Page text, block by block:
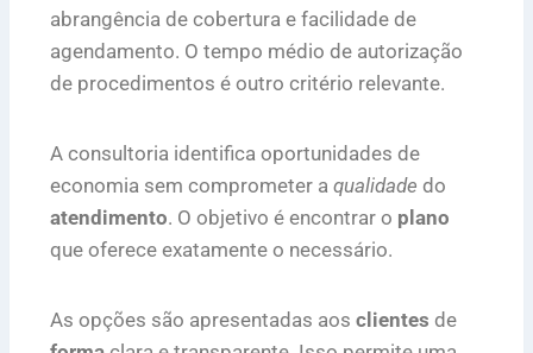
abrangência de cobertura e facilidade de
agendamento. O tempo médio de autorização
de procedimentos é outro critério relevante.
A consultoria identifica oportunidades de
economia sem comprometer a qualidade do
atendimento. O objetivo é encontrar o plano
que oferece exatamente o necessário.
As opções são apresentadas aos clientes de